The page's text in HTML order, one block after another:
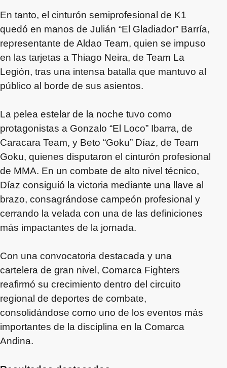
En tanto, el cinturón semiprofesional de K1
quedó en manos de Julián “El Gladiador” Barría,
representante de Aldao Team, quien se impuso
en las tarjetas a Thiago Neira, de Team La
Legión, tras una intensa batalla que mantuvo al
público al borde de sus asientos.
La pelea estelar de la noche tuvo como
protagonistas a Gonzalo “El Loco” Ibarra, de
Caracara Team, y Beto “Goku” Díaz, de Team
Goku, quienes disputaron el cinturón profesional
de MMA. En un combate de alto nivel técnico,
Díaz consiguió la victoria mediante una llave al
brazo, consagrándose campeón profesional y
cerrando la velada con una de las definiciones
más impactantes de la jornada.
Con una convocatoria destacada y una
cartelera de gran nivel, Comarca Fighters
reafirmó su crecimiento dentro del circuito
regional de deportes de combate,
consolidándose como uno de los eventos más
importantes de la disciplina en la Comarca
Andina.